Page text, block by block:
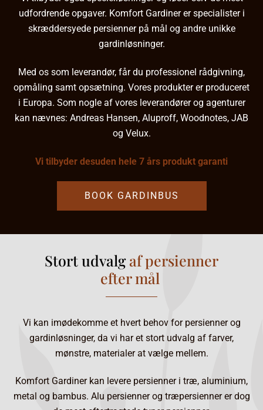
udfordrende opgaver. Komfort Gardiner er specialister i
skræddersyede persienner på mål og andre unikke
gardinløsninger.
Med os som leverandør, får du professionel rådgivning,
opmåling samt opsætning. Vores produkter er produceret
i Europa. Som nogle af vores leverandører og agenturer
kan nævnes: Andreas Hansen, Aluproff, Woodnotes, JAB
og Velux.
Vi tilbyder desuden hele 7 års produkt garanti
BOOK GARDINBUS
Stort udvalgaf persienner
efter mål
Vi kan imødekomme et hvert behov for persienner og
gardinløsninger, da vi har et stort udvalg af farver,
mønstre, materialer at vælge mellem.
Komfort Gardiner kan levere persienner i træ, aluminium,
metal og bambus. Alu persienner og træpersienner er dog